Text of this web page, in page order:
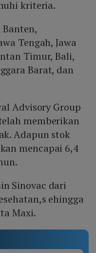
kriteria.
Tengah, Jawa
Timur, Bali,
Barat, dan
Advisory Group
memberikan
Adapun stok
mencapai 6,4
Sinovac dari
ehingga
Maxi.